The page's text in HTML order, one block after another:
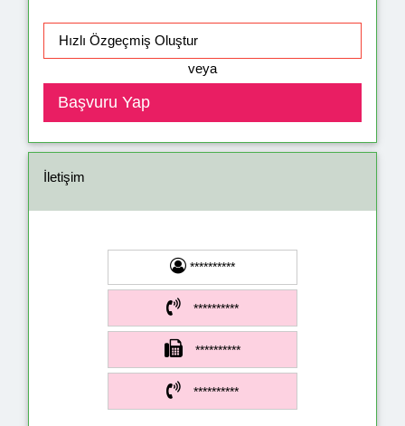
veya
İletişim
**********
**********
**********
**********